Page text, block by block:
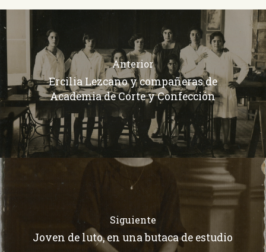
Anterior
Ercilia Lezcano y compañeras de
Academia de Corte y Confección
Siguiente
Joven de luto, en una butaca de estudio